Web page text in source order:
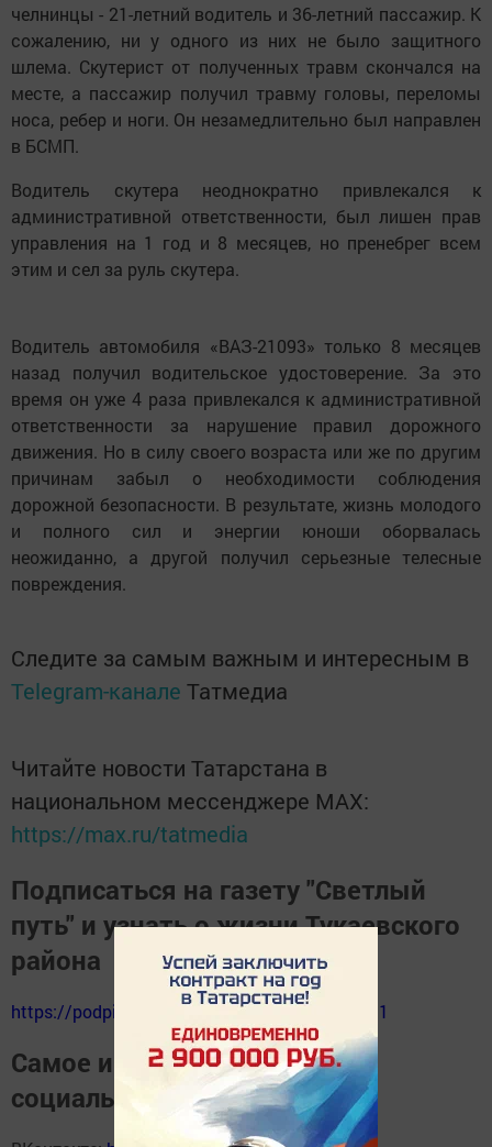
челнинцы - 21-летний водитель и 36-летний пассажир. К
сожалению, ни у одного из них не было защитного
шлема. Скутерист от полученных травм скончался на
месте, а пассажир получил травму головы, переломы
носа, ребер и ноги. Он незамедлительно был направлен
в БСМП.
Водитель скутера неоднократно привлекался к
административной ответственности, был лишен прав
управления на 1 год и 8 месяцев, но пренебрег всем
этим и сел за руль скутера.
Водитель автомобиля «ВАЗ-21093» только 8 месяцев
назад получил водительское удостоверение. За это
время он уже 4 раза привлекался к административной
ответственности за нарушение правил дорожного
движения. Но в силу своего возраста или же по другим
причинам забыл о необходимости соблюдения
дорожной безопасности. В результате, жизнь молодого
и полного сил и энергии юноши оборвалась
неожиданно, а другой получил серьезные телесные
повреждения.
Следите за самым важным и интересным в
Telegram-канале Татмедиа
Читайте новости Татарстана в
национальном мессенджере MАХ:
https://max.ru/tatmedia
Подписаться на газету "Светлый
путь" и узнать о жизни Тукаевского
района
https://podpiska.pochta.ru/press/%D0%9F9511
Самое интересное в наших
социальных сетях